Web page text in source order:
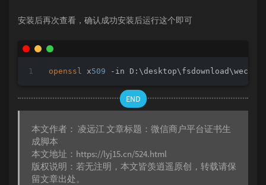
rem
"%tempResultFile%" >nul >&
)
mshta
安装后再次查看，确认成功安装后运行这个即可
openssl x509 -in
END
本文作者： 凌远江 文章标题： 微信商户平台证书生
成脚本
本文地址： https://lyj15.cn/524.html
版权说明：若无注明，本文皆羡逍遥原创，转载请保
留文章出处。